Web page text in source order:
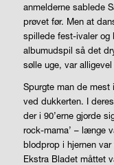
anmelderne sablede
prøvet før. Men at
spillede fest-ivaler og
albumudspil så det
sølle uge, var
Spurgte man de
ved dukkerten. I
der i 90’erne gjorde
rock-mama’ – længe
blodprop i hjernen
Ekstra Bladet måttet